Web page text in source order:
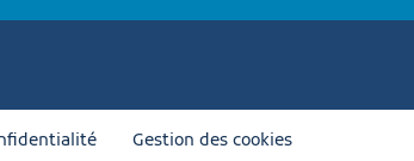
Gestion des cookies